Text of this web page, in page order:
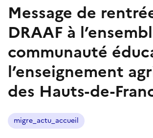
Message de
DRAAF à
communauté
l’enseignement
des Hauts-de-
migre_actu_accueil